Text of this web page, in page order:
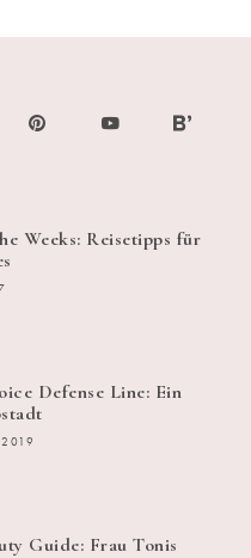
Weeks: Reisetipps für
Defense Line: Ein
Guide: Frau Tonis